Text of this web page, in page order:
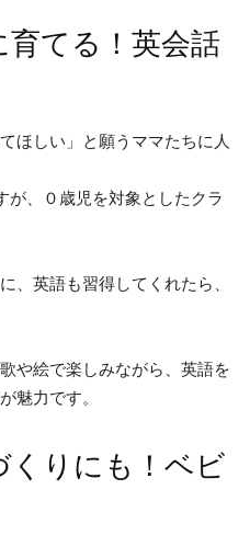
育てる！英会話
ほしい」と願うママたちに人
が、０歳児を対象としたクラ
、英語も習得してくれたら、
や絵で楽しみながら、英語を
魅力です。
くりにも！ベビ